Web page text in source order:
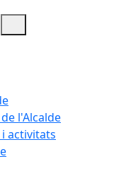
l'Alcalde
activitats